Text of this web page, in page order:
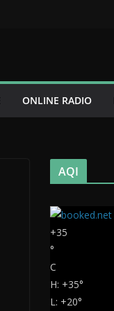
ONLINE RADIO
AQI
+35
°
C
H: +35°
L: +20°